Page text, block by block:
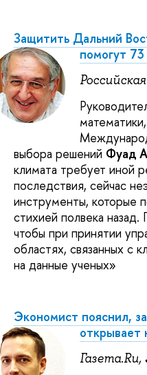
Защитить Дальний
помогут
выбора решений Фуад
климата требует иной
последствия, сейчас
инструменты, которые
стихией полвека
чтобы при принятии
областях, связанных с
на данные ученых»
Экономист пояснил,
Газета.Ru,